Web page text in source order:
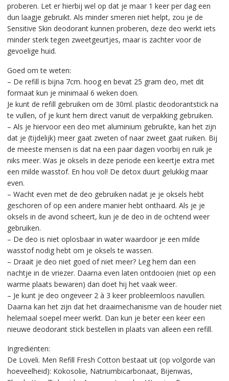
proberen. Let er hierbij wel op dat je maar 1 keer per dag een
dun laagje gebruikt. Als minder smeren niet helpt, zou je de
Sensitive Skin deodorant kunnen proberen, deze deo werkt iets
minder sterk tegen zweetgeurtjes, maar is zachter voor de
gevoelige huid.
Goed om te weten:
– De refill is bijna 7cm. hoog en bevat 25 gram deo, met dit
formaat kun je minimaal 6 weken doen.
Je kunt de refill gebruiken om de 30ml. plastic deodorantstick na
te vullen, of je kunt hem direct vanuit de verpakking gebruiken.
– Als je hiervoor een deo met aluminium gebruikte, kan het zijn
dat je (tijdelijk) meer gaat zweten of naar zweet gaat ruiken. Bij
de meeste mensen is dat na een paar dagen voorbij en ruik je
niks meer. Was je oksels in deze periode een keertje extra met
een milde wasstof. En hou vol! De detox duurt gelukkig maar
even.
– Wacht even met de deo gebruiken nadat je je oksels hebt
geschoren of op een andere manier hebt onthaard. Als je je
oksels in de avond scheert, kun je de deo in de ochtend weer
gebruiken.
– De deo is niet oplosbaar in water waardoor je een milde
wasstof nodig hebt om je oksels te wassen.
– Draait je deo niet goed of niet meer? Leg hem dan een
nachtje in de vriezer. Daarna even laten ontdooien (niet op een
warme plaats bewaren) dan doet hij het vaak weer.
– Je kunt je deo ongeveer 2 à 3 keer probleemloos navullen.
Daarna kan het zijn dat het draaimechanisme van de houder niet
helemaal soepel meer werkt. Dan kun je beter een keer een
nieuwe deodorant stick bestellen in plaats van alleen een refill.
Ingrediënten:
De Loveli. Men Refill Fresh Cotton bestaat uit (op volgorde van
hoeveelheid): Kokosolie, Natriumbicarbonaat, Bijenwas,